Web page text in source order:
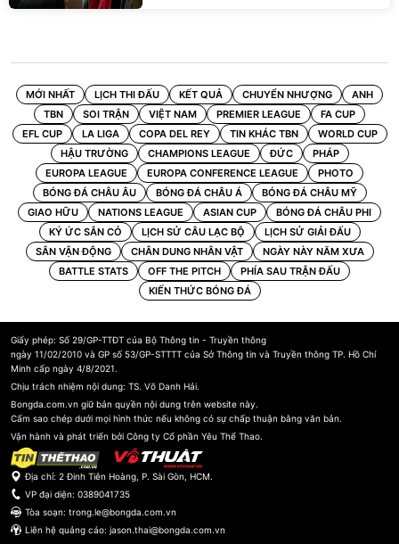
MỚI NHẤT LỊCH THI ĐẤU KẾT QUẢ CHUYỂN NHƯỢNG
ANH
TBN
SOI TRẬN VIỆT NAM PREMIER LEAGUE
FA CUP
EFL CUP
LA LIGA COPA DEL REY TIN KHÁC TBN
WORLD CUP
HẬU TRƯỜNG
CHAMPIONS LEAGUE ĐỨC
PHÁP
EUROPA LEAGUE
EUROPA CONFERENCE LEAGUE
PHOTO
BÓNG ĐÁ CHÂU ÂU
BÓNG ĐÁ CHÂU Á
BÓNG ĐÁ CHÂU MỸ
GIAO HỮU
NATIONS LEAGUE ASIAN CUP
BÓNG ĐÁ CHÂU PHI
KÝ ỨC SÂN CỎ
LỊCH SỬ CÂU LẠC BỘ
LỊCH SỬ GIẢI ĐẤU
SÂN VẬN ĐỘNG
CHÂN DUNG NHÂN VẬT
NGÀY NÀY NĂM XƯA
BATTLE STATS
OFF THE PITCH
PHÍA SAU TRẬN ĐẤU
KIẾN THỨC BÓNG ĐÁ
Giấy phép: Số 29/GP-TTĐT của Bộ Thông tin - Truyền thông
ngày 11/02/2010 và GP số 53/GP-STTTT của Sở Thông tin và Truyền thông TP. Hồ Chí
Minh cấp ngày 4/8/2021.
Chịu trách nhiệm nội dung: TS. Võ Danh Hải.
Bongda.com.vn giữ bản quyền nội dung trên website này.
Cấm sao chép dưới mọi hình thức nếu không có sự chấp thuận bằng văn bản.
Vận hành và phát triển bởi Công ty Cổ phần Yêu Thể Thao.
Địa chỉ: 2 Đinh Tiên Hoàng, P. Sài Gòn, HCM.
VP đại diện: 0389041735
Tòa soạn: trong.le@bongda.com.vn
Liên hệ quảng cáo: jason.thai@bongda.com.vn